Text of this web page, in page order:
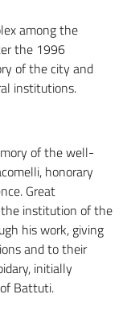
among the
the 1996
of the city and
institutions.
of the well-
honorary
Great
institution of the
his work, giving
and to their
initially
Battuti.